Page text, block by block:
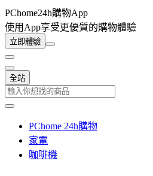
PChome24h購物App
使用App享受更優質的購物體驗
立即體驗
全站
PChome 24h購物
家電
咖啡機